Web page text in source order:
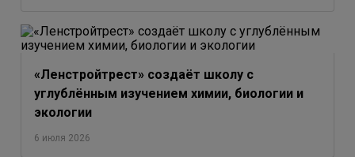
«Ленстройтрест» создаёт школу с
углублённым изучением химии, биологии и
экологии
6 июля 2026